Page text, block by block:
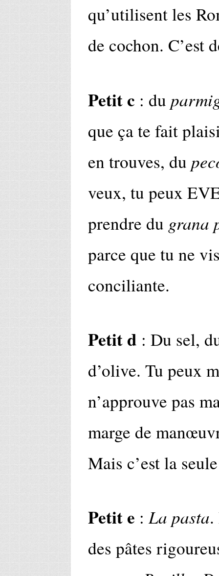
qu’utilisent les
de cochon. C’est
Petit c : du
que ça te fait
en trouves, du
veux, tu peux
prendre du grana
parce que tu ne
conciliante.
Petit d : Du sel,
d’olive. Tu peux
n’approuve pas
marge de
Mais c’est la
Petit e :La pasta.
des pâtes